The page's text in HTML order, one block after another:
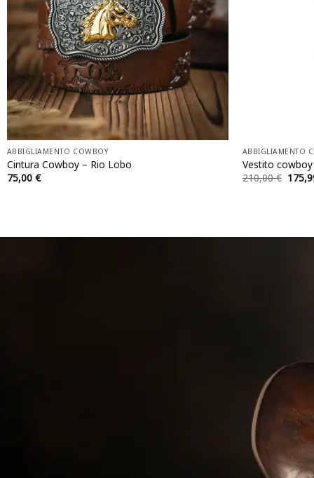
ABBIGLIAMENTO COWBOY
Cintura Cowboy – Rio Lobo
75,00 €
ABBIGLIAMENTO
Vestito cowboy
210,00€ Il